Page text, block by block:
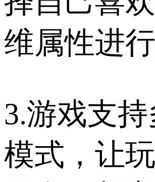
维属性进
3.游戏支
模式，让